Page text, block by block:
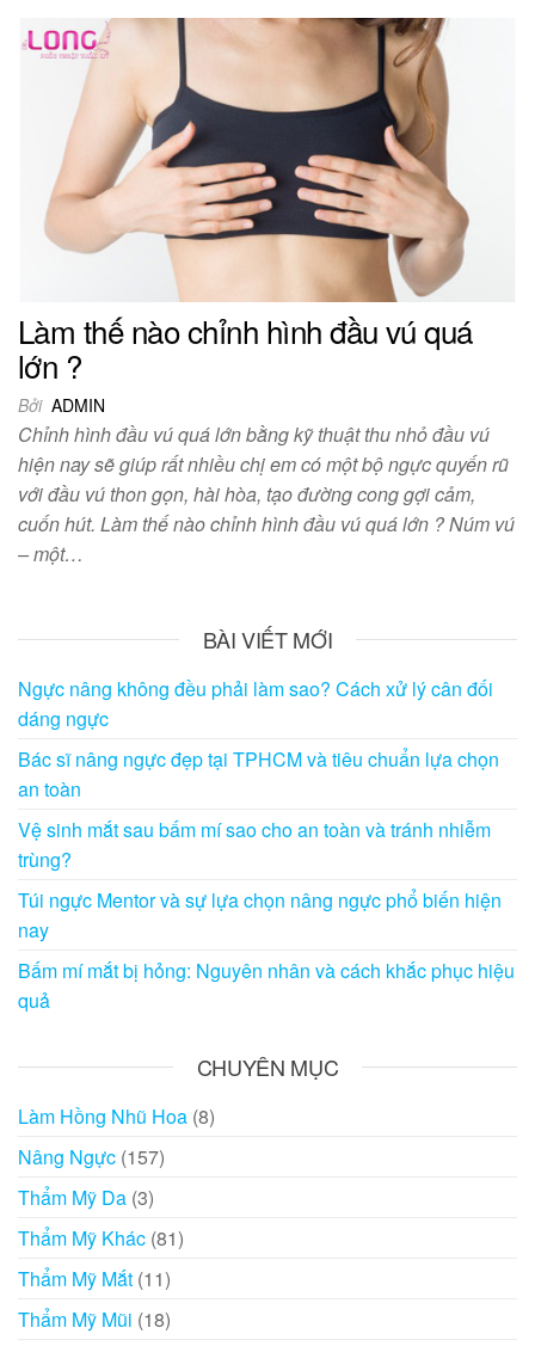
Làm thế nào chỉnh hình đầu vú quá
lớn ?
Bởi ADMIN
Chỉnh hình đầu vú quá lớn bằng kỹ thuật thu nhỏ đầu vú
hiện nay sẽ giúp rất nhiều chị em có một bộ ngực quyến rũ
với đầu vú thon gọn, hài hòa, tạo đường cong gợi cảm,
cuốn hút. Làm thế nào chỉnh hình đầu vú quá lớn ? Núm vú
– một…
BÀI VIẾT MỚI
Ngực nâng không đều phải làm sao? Cách xử lý cân đối
dáng ngực
Bác sĩ nâng ngực đẹp tại TPHCM và tiêu chuẩn lựa chọn
an toàn
Vệ sinh mắt sau bấm mí sao cho an toàn và tránh nhiễm
trùng?
Túi ngực Mentor và sự lựa chọn nâng ngực phổ biến hiện
nay
Bấm mí mắt bị hỏng: Nguyên nhân và cách khắc phục hiệu
quả
CHUYÊN MỤC
Làm Hồng Nhũ Hoa (8)
Nâng Ngực (157)
Thẩm Mỹ Da (3)
Thẩm Mỹ Khác (81)
Thẩm Mỹ Mắt (11)
Thẩm Mỹ Mũi (18)